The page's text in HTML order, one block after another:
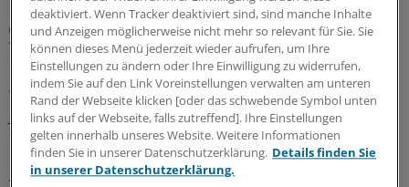
Gefahr meistens überschätzt
Thoraxschmerzen bei Kindern haben laut Analyse
selten kardiale Ursachen
Wird der Rettungsdienst gerufen, weil ein Kind oder ein
Jugendlicher plötzlich unter Thoraxschmerzen leidet, ist
die Ursache meistens gutartig und selten kardialen
Ursprungs. Auffällige Vitalparameter sind jedoch ein
Alarmzeichen.
deaktiviert. Wenn Tracker deaktiviert sind, sind manche Inhalte
und Anzeigen möglicherweise nicht mehr so relevant für Sie. Sie
können dieses Menü jederzeit wieder aufrufen, um Ihre
Einstellungen zu ändern oder Ihre Einwilligung zu widerrufen,
indem Sie auf den Link Voreinstellungen verwalten am unteren
Rand der Webseite klicken [oder das schwebende Symbol unten
links auf der Webseite, falls zutreffend]. Ihre Einstellungen
gelten innerhalb unseres Website. Weitere Informationen
finden Sie in unserer Datenschutzerklärung. Details finden Sie
in unserer Datenschutzerklärung.